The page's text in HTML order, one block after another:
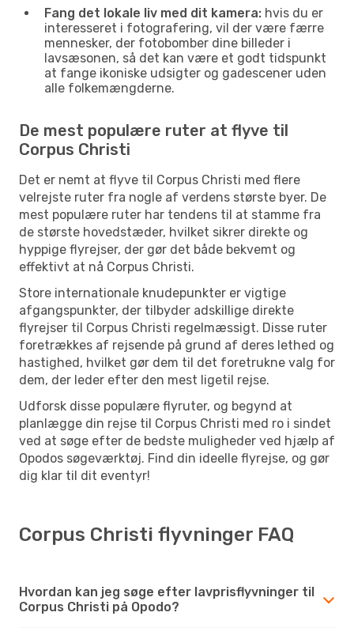
Fang det lokale liv med dit kamera: hvis du er
interesseret i fotografering, vil der være færre
mennesker, der fotobomber dine billeder i
lavsæsonen, så det kan være et godt tidspunkt
at fange ikoniske udsigter og gadescener uden
alle folkemængderne.
De mest populære ruter at flyve til
Corpus Christi
Det er nemt at flyve til Corpus Christi med flere
velrejste ruter fra nogle af verdens største byer. De
mest populære ruter har tendens til at stamme fra
de største hovedstæder, hvilket sikrer direkte og
hyppige flyrejser, der gør det både bekvemt og
effektivt at nå Corpus Christi.
Store internationale knudepunkter er vigtige
afgangspunkter, der tilbyder adskillige direkte
flyrejser til Corpus Christi regelmæssigt. Disse ruter
foretrækkes af rejsende på grund af deres lethed og
hastighed, hvilket gør dem til det foretrukne valg for
dem, der leder efter den mest ligetil rejse.
Udforsk disse populære flyruter, og begynd at
planlægge din rejse til Corpus Christi med ro i sindet
ved at søge efter de bedste muligheder ved hjælp af
Opodos søgeværktøj. Find din ideelle flyrejse, og gør
dig klar til dit eventyr!
Corpus Christi flyvninger FAQ
Hvordan kan jeg søge efter lavprisflyvninger til
Corpus Christi på Opodo?